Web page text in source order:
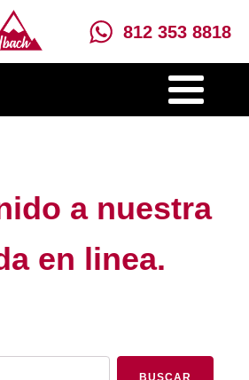
812 353 8818
a nuestra
en linea.